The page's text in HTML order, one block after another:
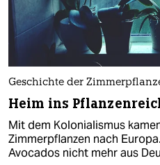
Geschichte der
Heim ins
Mit dem Kolonialismus
Zimmerpflanzen nach
Avocados nicht mehr aus